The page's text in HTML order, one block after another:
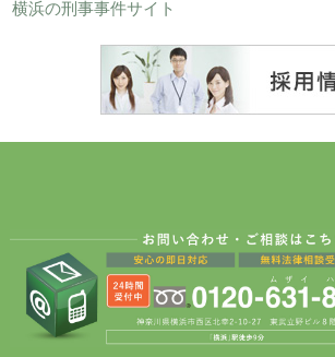
横浜の刑事事件サイト